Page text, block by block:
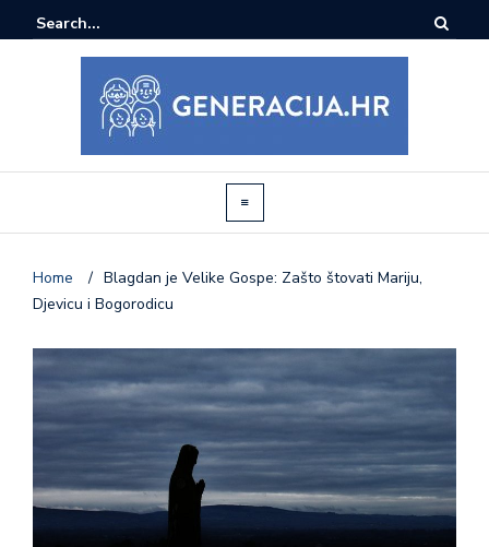
Home / Blagdan je Velike Gospe: Zašto štovati Mariju,
Djevicu i Bogorodicu